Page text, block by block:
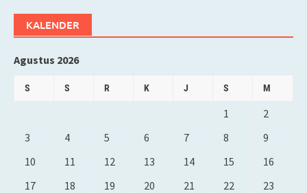
KALENDER
Agustus 2026
S S R K J S M
1
2
3
4 5 6 7 8
9
10
11 12 13 14 15
16
17
18 19 20 21 22
23